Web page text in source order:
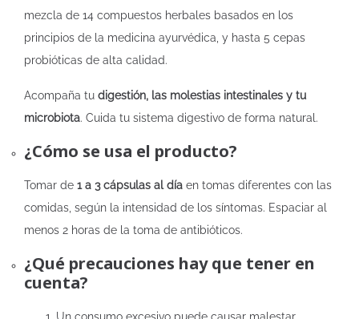
mezcla de 14 compuestos herbales basados en los
principios de la medicina ayurvédica, y hasta 5 cepas
probióticas de alta calidad.
Acompaña tu digestión, las molestias intestinales y tu
microbiota. Cuida tu sistema digestivo de forma natural.
¿Cómo se usa el producto?
Tomar de 1 a 3 cápsulas al día en tomas diferentes con las
comidas, según la intensidad de los síntomas. Espaciar al
menos 2 horas de la toma de antibióticos.
¿Qué precauciones hay que tener en
cuenta?